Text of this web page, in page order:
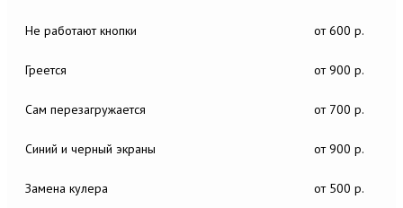
Не работают кнопки от 600 р.
Греется от 900 р.
Сам перезагружается от 700 р.
Синий и черный экраны от 900 р.
Замена кулера от 500 р.